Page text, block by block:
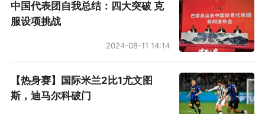
本次发布会上，多款新品集中亮相。羽毛球拍天
斧10、疾光10S、弓箭8分别对应力量进攻、轻量
灵活与持球控制三种风格。面向初、中级羽毛球
爱好者的POWER CUSHION 470与POWER
CUSHION 101推出全新配色。
中国代表团自我总结：四大突破 克
服设项挑战
2024-08-11 14:14
【热身赛】国际米兰2比1尤文图
斯，迪马尔科破门